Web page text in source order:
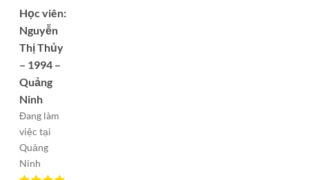
Học viên:
Nguyễn
Thị Thủy
– 1994 –
Quảng
Ninh
Đang làm
việc tại
Quảng
Ninh